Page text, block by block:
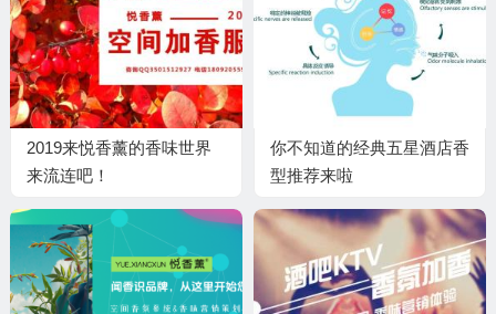
2019来悦香薰的香味世界
来流连吧！
你不知道的经典五星酒店香
型推荐来啦